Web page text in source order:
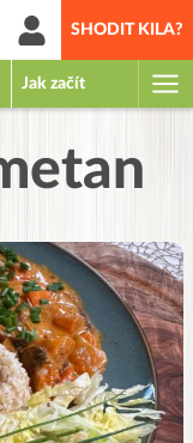
SHODIT KILA?
Jak začít